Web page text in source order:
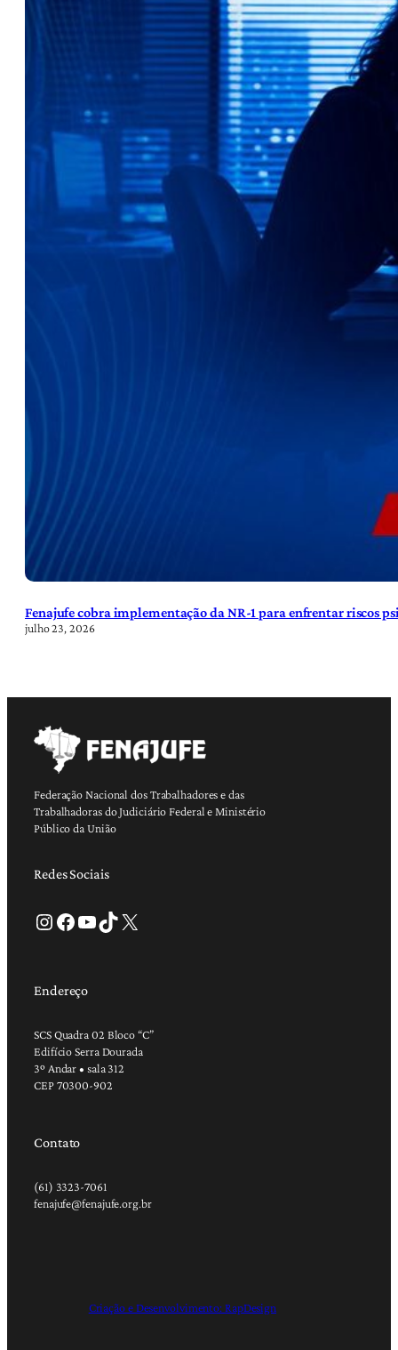
Fenajufe cobra implementação da NR-1 para enfrentar riscos
julho 23, 2026
Federação Nacional dos Trabalhadores e das
Trabalhadoras do Judiciário Federal e Ministério
Público da União
Redes Sociais
Instagram Facebook Youtube TikTok X
Endereço
SCS Quadra 02 Bloco “C”
Edifício Serra Dourada
3º Andar • sala 312
CEP 70300-902
Contato
(61) 3323-7061
fenajufe@fenajufe.org.br
Criação e Desenvolvimento: RapDesign